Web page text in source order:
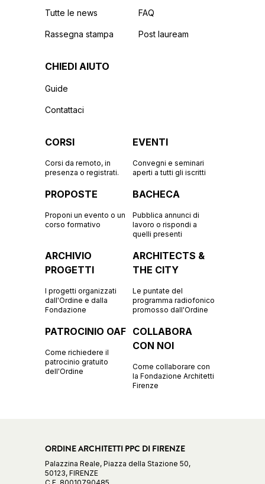
Tutte le news
Rassegna stampa
FAQ
Post lauream
CHIEDI AIUTO
Guide
Contattaci
CORSI
Corsi da remoto, in
presenza o registrati.
EVENTI
Convegni e seminari
aperti a tutti gli iscritti
PROPOSTE
Proponi un evento o un
corso formativo
BACHECA
Pubblica annunci di
lavoro o rispondi a
quelli presenti
ARCHIVIO
PROGETTI
I progetti organizzati
dall'Ordine e dalla
Fondazione
ARCHITECTS &
THE CITY
Le puntate del
programma radiofonico
promosso dall'Ordine
PATROCINIO OAF
Come richiedere il
patrocinio gratuito
dell'Ordine
COLLABORA
CON NOI
Come collaborare con
la Fondazione Architetti
Firenze
ORDINE ARCHITETTI PPC DI FIRENZE
Palazzina Reale, Piazza della Stazione 50,
50123, FIRENZE